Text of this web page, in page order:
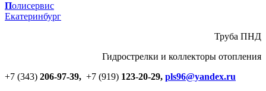
Полисервис
Екатеринбург
Труба ПНД
Гидрострелки и коллекторы отопления
+7 (343) 206-97-39, +7 (919) 123-20-29, pls96@yandex.ru